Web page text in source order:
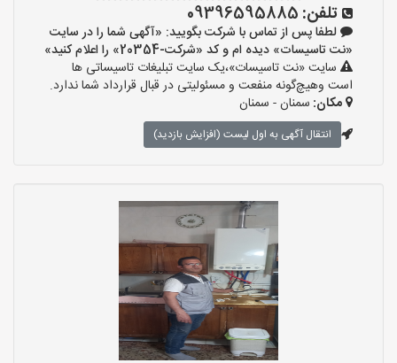
تلفن: 09396595885
لطفا پس از تماس با شرکت بگویید: «آگهی شما را در سایت
«نت تاسیسات» دیده ام و کد «شرکت-20354» را اعلام کنید»
سایت «نت تاسیسات»،یک سایت تبلیغات تاسیساتی ها
است وهیچ‌گونه منفعت و مسئولیتی در قبال قرارداد شما ندارد.
مکان: سمنان - سمنان
انتقال آگهی به اول لیست (افزایش بازدید)